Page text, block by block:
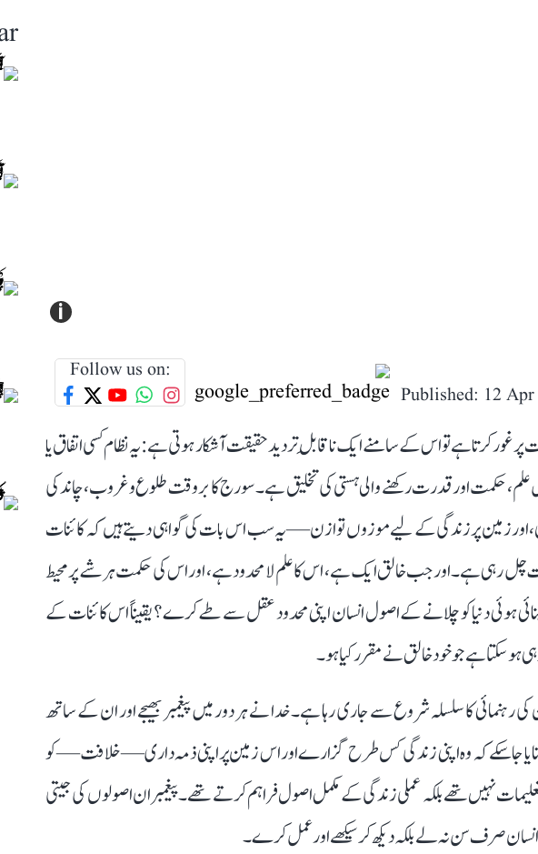
i
Published: 12
Follow us on:
غور کرتا ہے تو اس کے سامنے ایک ناقابلِ تردید حقیقت آشکار ہوتی ہے: یہ نظام کسی اتفاق یا
علم، حکمت اور قدرت رکھنے والی ہستی کی تخلیق ہے۔ سورج کا بروقت طلوع و غروب، چاند کی
اور زمین پر زندگی کے لیے موزوں توازن—یہ سب اس بات کی گواہی دیتے ہیں کہ کائنات
رہی ہے۔ اور جب خالق ایک ہے، اس کا علم لا محدود ہے، اور اس کی حکمت ہر شے پر محیط
ہوئی دنیا کو چلانے کے اصول انسان اپنی محدود عقل سے طے کرے؟ یقیناً اس کائنات کے
سکتا ہے جو خود خالق نے مقرر کیا ہو۔
رہنمائی کا سلسلہ شروع سے جاری رہا ہے۔ خدا نے ہر دور میں پیغمبر بھیجے اور ان کے ساتھ
بتایا جا سکے کہ وہ اپنی زندگی کس طرح گزارے اور اس زمین پر اپنی ذمہ داری—خلافت—کو
نہیں تھے بلکہ عملی زندگی کے مکمل اصول فراہم کرتے تھے۔ پیغمبر ان اصولوں کی جیتی
صرف سن نہ لے بلکہ دیکھ کر سیکھے اور عمل کرے۔